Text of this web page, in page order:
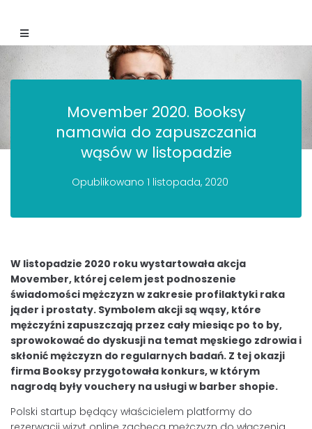
Movember 2020. Booksy
namawia do zapuszczania
wąsów w listopadzie
Opublikowano 1 listopada, 2020
W listopadzie 2020 roku wystartowała akcja
Movember, której celem jest podnoszenie
świadomości mężczyzn w zakresie profilaktyki raka
jąder i prostaty. Symbolem akcji są wąsy, które
mężczyźni zapuszczają przez cały miesiąc po to by,
sprowokować do dyskusji na temat męskiego zdrowia i
skłonić mężczyzn do regularnych badań. Z tej okazji
firma Booksy przygotowała konkurs, w którym
nagrodą były vouchery na usługi w barber shopie.
Polski startup będący właścicielem platformy do